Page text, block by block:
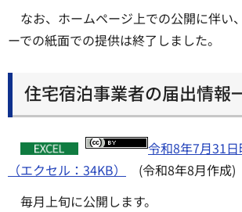
なお、ホームページ上での公開に伴い
ーでの紙面での提供は終了しました。
住宅宿泊事業者の届出情報
令和8年7月31
（エクセル：34KB）
(令和8年8月作成)
毎月上旬に公開します。